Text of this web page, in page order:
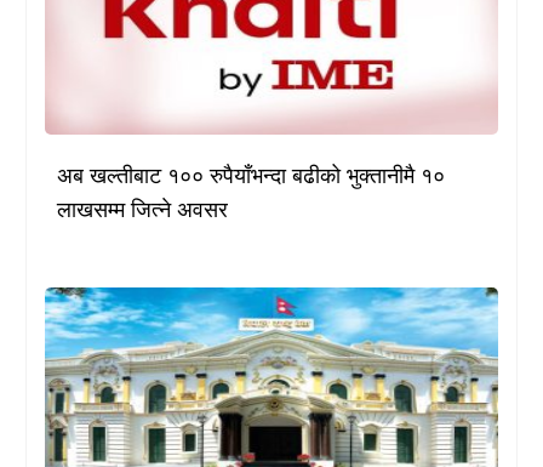
अब खल्तीबाट १०० रुपैयाँभन्दा बढीको भुक्तानीमै १०
लाखसम्म जित्ने अवसर